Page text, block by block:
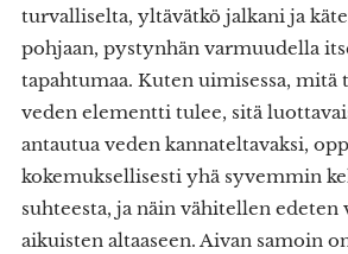
turvalliselta, yltävätkö jalkani ja
pohjaan, pystynhän varmuudella
tapahtumaa. Kuten uimisessa, mitä
veden elementti tulee, sitä
antautua veden kannateltavaksi,
kokemuksellisesti yhä syvemmin
suhteesta, ja näin vähitellen
aikuisten altaaseen. Aivan samoin